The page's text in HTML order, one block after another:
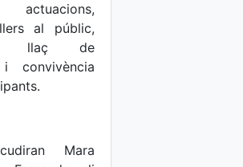
al públic,
llaç de
i convivència
Mara